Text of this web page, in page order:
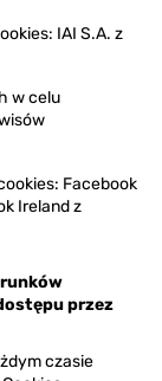
IAI S.A. z
w celu
Facebook
Ireland z
przez
czasie